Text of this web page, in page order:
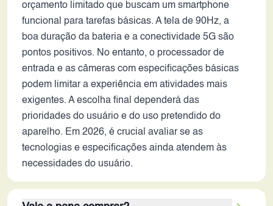
orçamento limitado que buscam um smartphone
funcional para tarefas básicas. A tela de 90Hz, a
boa duração da bateria e a conectividade 5G são
pontos positivos. No entanto, o processador de
entrada e as câmeras com especificações básicas
podem limitar a experiência em atividades mais
exigentes. A escolha final dependerá das
prioridades do usuário e do uso pretendido do
aparelho. Em 2026, é crucial avaliar se as
tecnologias e especificações ainda atendem às
necessidades do usuário.